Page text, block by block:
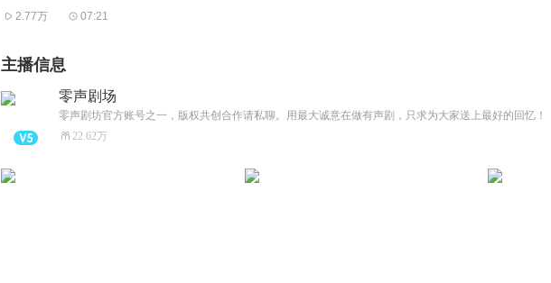
2.77万 07:21
主播信息
零声剧场
零声剧坊官方账号之一，版权共创合作请私聊。用最大诚意在做有声剧，只求为大家送上最好的回忆！
22.62万